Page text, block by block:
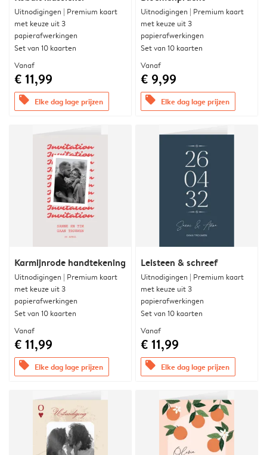
Uitnodigingen | Premium kaart
met keuze uit 3
papierafwerkingen
Set van 10 kaarten
Vanaf
€ 11,99
offers Elke dag lage prijzen
Uitnodigingen | Premium kaart
met keuze uit 3
papierafwerkingen
Set van 10 kaarten
Vanaf
€ 9,99
offers Elke dag lage prijzen
Karmijnrode handtekening
Uitnodigingen | Premium kaart
met keuze uit 3
papierafwerkingen
Set van 10 kaarten
Vanaf
€ 11,99
offers Elke dag lage prijzen
Leisteen & schreef
Uitnodigingen | Premium kaart
met keuze uit 3
papierafwerkingen
Set van 10 kaarten
Vanaf
€ 11,99
offers Elke dag lage prijzen